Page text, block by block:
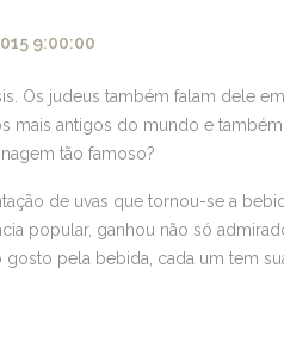
9:00:00
Os judeus também falam dele
mais antigos do mundo e
tão famoso?
de uvas que tornou-se a
popular, ganhou não só
gosto pela bebida, cada um tem